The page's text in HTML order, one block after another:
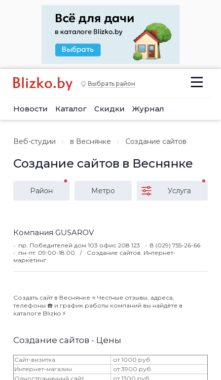
Выбрать район
Новости Каталог Скидки Журнал
Веб-студии в Веснянке Создание сайтов
Создание сайтов в Веснянке
Район Метро Услуга
Компания GUSAROV
пр. Победителей дом 103 офис 208 123
8 (029) 755-26-66
пн-пт: 09:00-18:00
Создание сайтов. Интернет-
маркетинг
Создать сайт в Веснянке ⭐️ Честные отзывы, адреса,
телефоны ☎️ и график работы компаний вы найдёте в
каталоге Blizko ⚡️
Создание сайтов - Цены
Сайт-визитка
от 1000 руб.
Интернет-магазин
от 3900 руб.
Одностраничный сайт
от 1300 руб.